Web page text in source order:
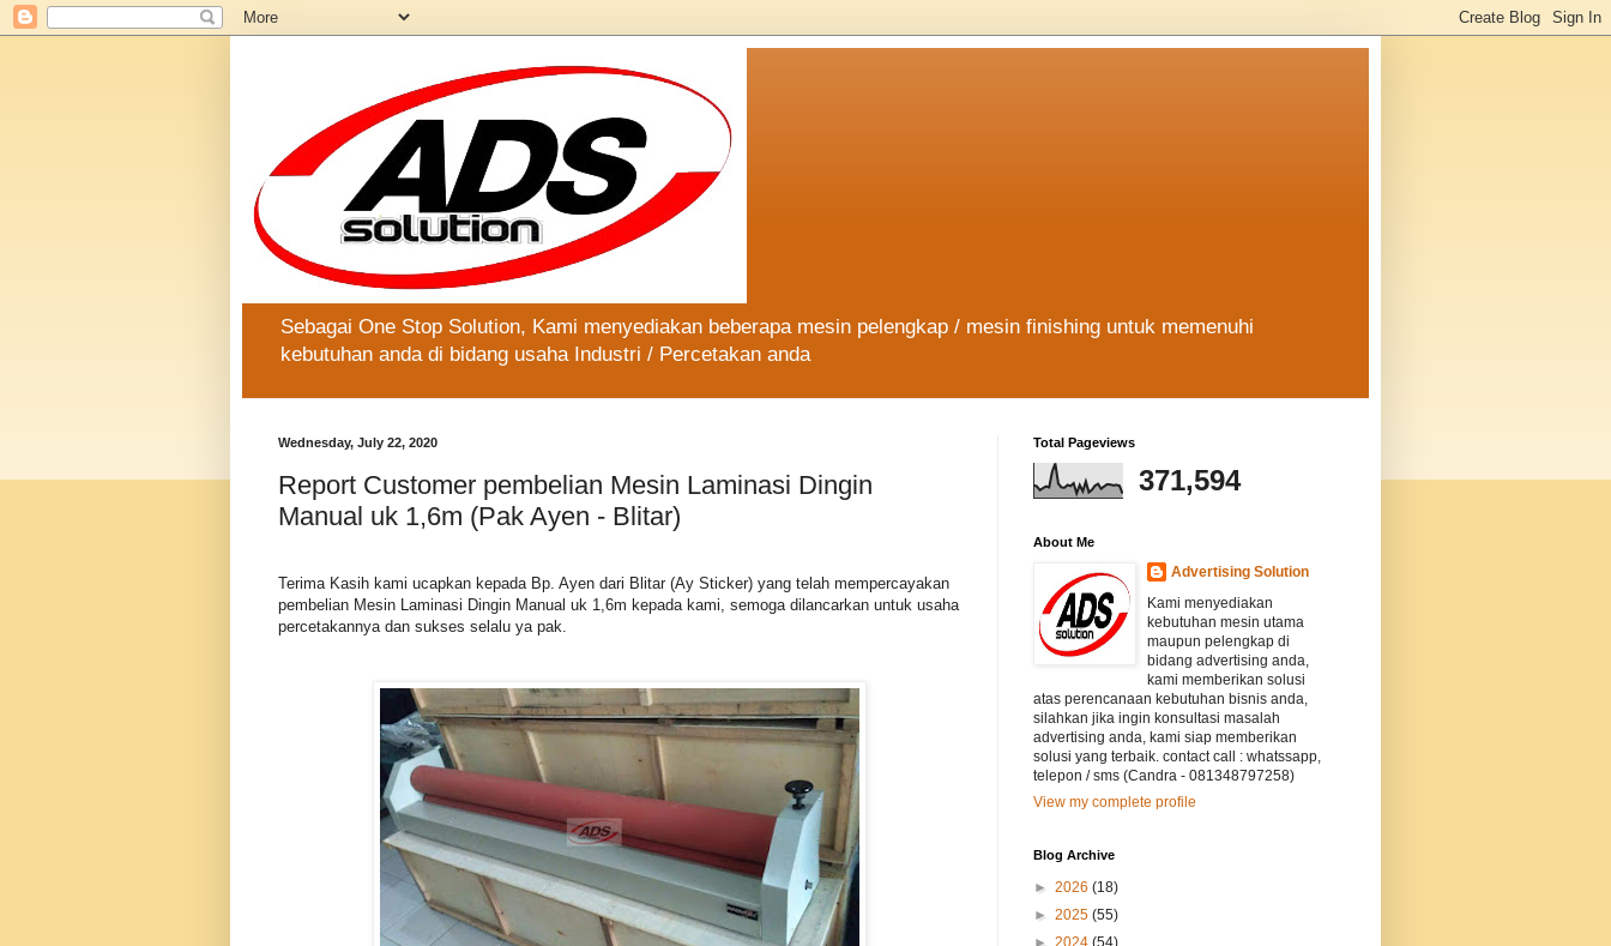
Sebagai One Stop Solution, Kami menyediakan beberapa mesin pelengkap / mesin finishing untuk memenuhi
kebutuhan anda di bidang usaha Industri / Percetakan anda
Wednesday, July 22, 2020
Report Customer pembelian Mesin Laminasi Dingin
Manual uk 1,6m (Pak Ayen - Blitar)
Terima Kasih kami ucapkan kepada Bp. Ayen dari Blitar (Ay Sticker) yang telah mempercayakan
pembelian Mesin Laminasi Dingin Manual uk 1,6m kepada kami, semoga dilancarkan untuk usaha
percetakannya dan sukses selalu ya pak.
Total Pageviews
371,594
About Me
Advertising Solution
Kami menyediakan
kebutuhan mesin utama
maupun pelengkap di
bidang advertising anda,
kami memberikan solusi
atas perencanaan kebutuhan bisnis anda,
silahkan jika ingin konsultasi masalah
advertising anda, kami siap memberikan
solusi yang terbaik. contact call : whatssapp,
telepon / sms (Candra - 081348797258)
View my complete profile
Blog Archive
► 2026 (18)
► 2025 (55)